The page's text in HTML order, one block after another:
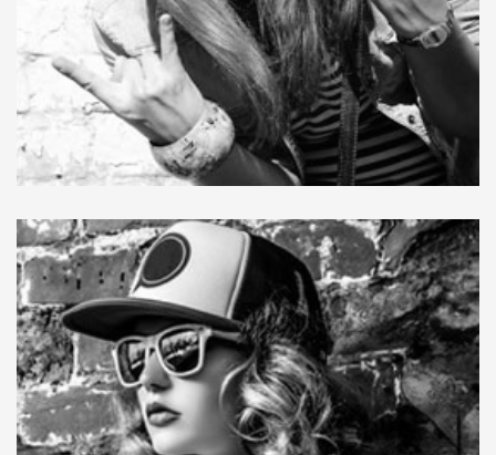
Tellus aliquam